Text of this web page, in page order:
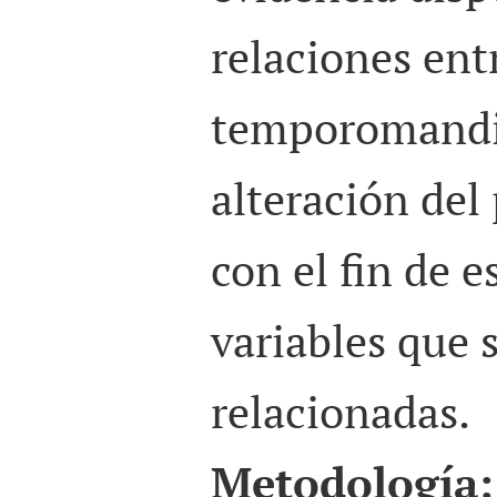
relaciones
alteración del
con el fin de
variables que
relacionadas.
Metodología: